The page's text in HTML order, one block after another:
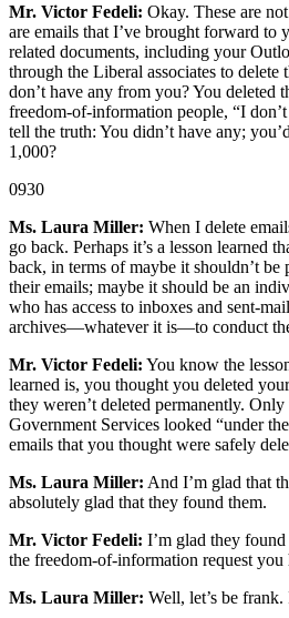
Mr. Victor Fedeli: Okay. These are
are emails that I’ve brought forward to
related documents, including your
through the Liberal associates to
don’t have any from you? You deleted
freedom-of-information people, “I
tell the truth: You didn’t have any;
1,000?
0930
Ms. Laura Miller: When I delete
go back. Perhaps it’s a lesson learned
back, in terms of maybe it shouldn’t be
their emails; maybe it should be an
who has access to inboxes and sent-
archives—whatever it is—to conduct
Mr. Victor Fedeli: You know the
learned is, you thought you deleted
they weren’t deleted permanently.
Government Services looked “under
emails that you thought were safely
Ms. Laura Miller: And I’m glad that
absolutely glad that they found them.
Mr. Victor Fedeli: I’m glad they
the freedom-of-information request you
Ms. Laura Miller: Well, let’s be